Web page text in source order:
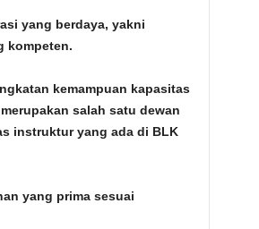
yang berdaya, yakni
kompeten.
kemampuan kapasitas
salah satu dewan
instruktur yang ada di BLK
yang prima sesuai